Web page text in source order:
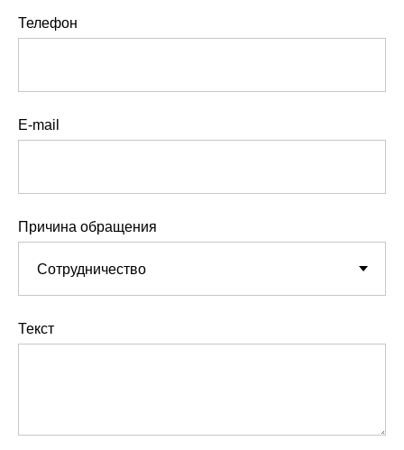
Телефон
E-mail
Причина обращения
Текст